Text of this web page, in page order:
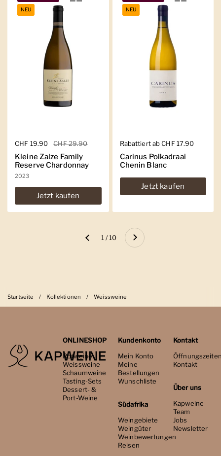
Regulärer Preis
CHF 19.90 Sale-Preis
CHF 29.90
Kleine Zalze Family
Reserve Chardonnay
2023
Jetzt kaufen
NEU
Regulärer Preis
Rabattiert ab CHF 17.90
Carinus Polkadraai
Chenin Blanc
Jetzt kaufen
NEU
Zurück 1 / 10 Weiter
Startseite / Kollektionen / Weissweine
ONLINESHOP
Rotweine
Weissweine
Schaumweine
Tasting-Sets
Dessert- &
Port-Weine
Kundenkonto
Mein Konto
Meine
Bestellungen
Wunschliste
Südafrika
Weingebiete
Weingüter
Weinbewertungen
Reisen
Kontakt
Kontakt
Über uns
Kapweine
Team
Jobs
Newsletter